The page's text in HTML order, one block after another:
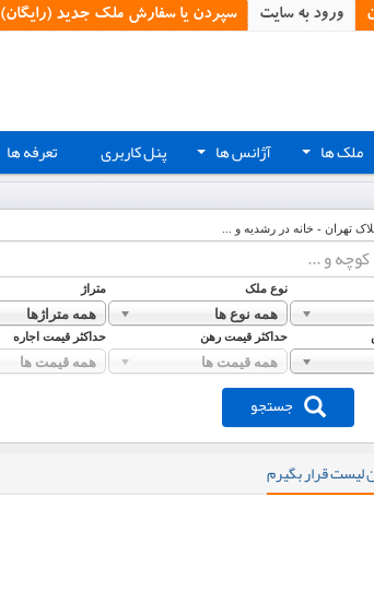
ورود به سایت سپردن یا سفارش ملک جدید (رایگان)‏
+ ملک ها + آژانس ها پنل کاربری تعرفه ها
تهران - خانه در رشدیه و ...
نوع ملک متراژ
همه نوع ها همه متراژها
حداکثر قیمت رهن حداکثر قیمت اجاره
همه قیمت ها همه قیمت ها
جستجو
لیست قرار بگیرم